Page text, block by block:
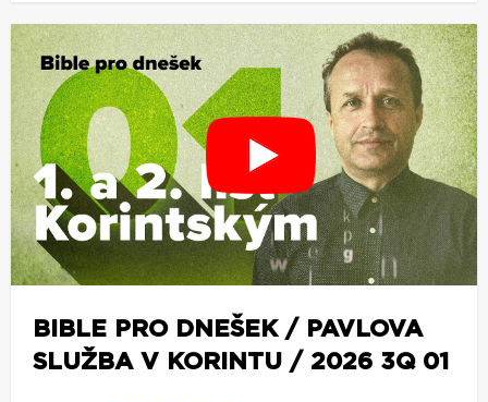
BIBLE PRO DNEŠEK / PAVLOVA
SLUŽBA V KORINTU / 2026 3Q 01